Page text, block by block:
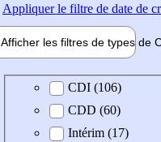
Appliquerle filtre de date de
Afficher les filtres de types de
Type de contratCDI (106)
CDD (60)
Intérim (17)